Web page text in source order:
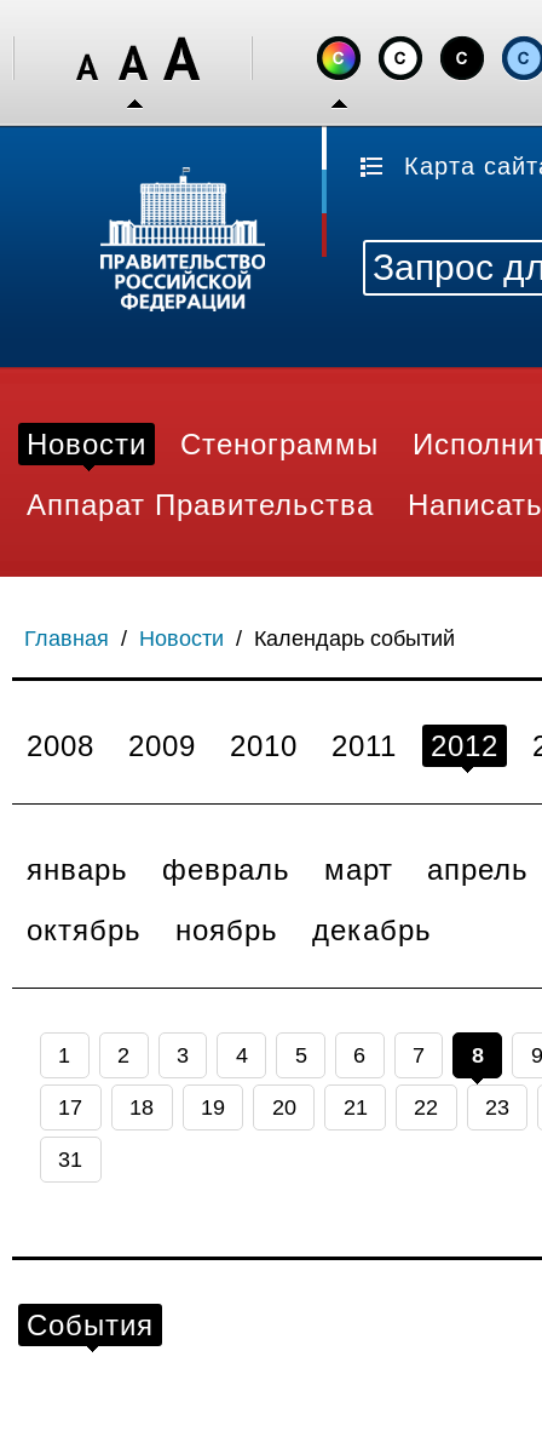
Карта
Новости Стенограммы
Аппарат Правительства
Главная / Новости / Календарь событий
2008 2009 2010 2011 2012
январь февраль март
апрель
октябрь
ноябрь декабрь
1 2 3 4 5 6 7 8 9
17 18 19 20 21 22 23
31
События